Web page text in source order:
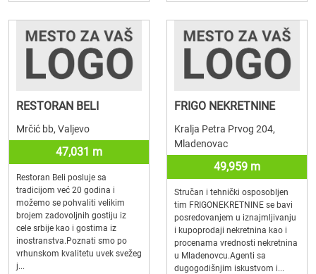
RESTORAN BELI
Mrčić bb, Valjevo
47,031 m
Restoran Beli posluje sa
tradicijom već 20 godina i
možemo se pohvaliti velikim
brojem zadovoljnih gostiju iz
cele srbije kao i gostima iz
inostranstva.Poznati smo po
vrhunskom kvalitetu uvek svežeg
j...
FRIGO NEKRETNINE
Kralja Petra Prvog 204,
Mladenovac
49,959 m
Stručan i tehnički osposobljen
tim FRIGONEKRETNINE se bavi
posredovanjem u iznajmljivanju
i kupoprodaji nekretnina kao i
procenama vrednosti nekretnina
u Mladenovcu.Agenti sa
dugogodišnjim iskustvom i...